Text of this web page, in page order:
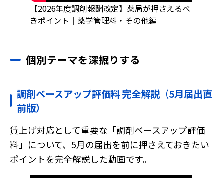
【2026年度調剤報酬改定】薬局が押さえるべ
きポイント｜薬学管理料・その他編
個別テーマを深掘りする
調剤ベースアップ評価料 完全解説（5月届出直
前版）
賃上げ対応として重要な「調剤ベースアップ評価
料」について、5月の届出を前に押さえておきたい
ポイントを完全解説した動画です。
特徴
薬歴navi AI
らくらく処方箋
入力本部入力システム